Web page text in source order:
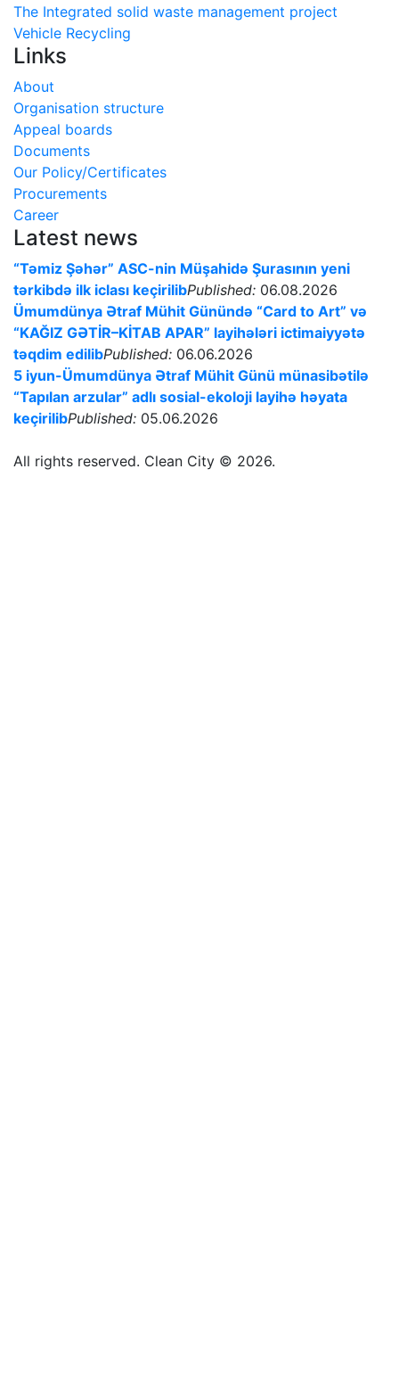
The Integrated solid waste management project
Vehicle Recycling
Links
About
Organisation structure
Appeal boards
Documents
Our Policy/Certificates
Procurements
Career
Latest news
“Təmiz Şəhər” ASC-nin Müşahidə Şurasının yeni
tərkibdə ilk iclası keçirilibPublished: 06.08.2026
Ümumdünya Ətraf Mühit Günündə “Card to Art” və
“KAĞIZ GƏTİR–KİTAB APAR” layihələri ictimaiyyətə
təqdim edilibPublished: 06.06.2026
5 iyun-Ümumdünya Ətraf Mühit Günü münasibətilə
“Tapılan arzular” adlı sosial-ekoloji layihə həyata
keçirilibPublished: 05.06.2026
All rights reserved. Clean City © 2026.